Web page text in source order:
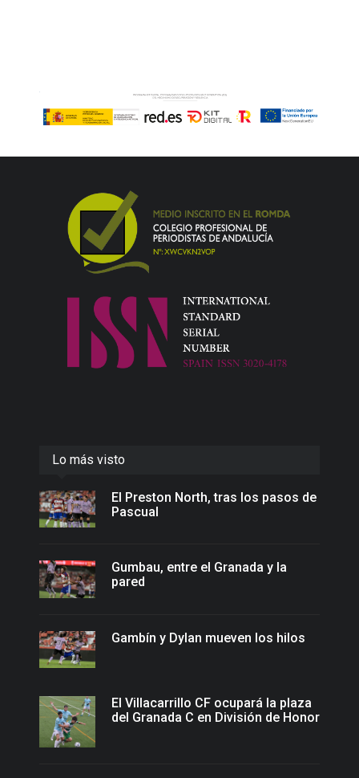
Lo más visto
El Preston North, tras los pasos de
Pascual
Gumbau, entre el Granada y la
pared
Gambín y Dylan mueven los hilos
El Villacarrillo CF ocupará la plaza
del Granada C en División de Honor